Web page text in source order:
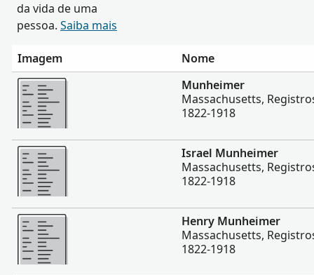
da vida de uma
pessoa. Saiba mais
Imagem
Nome
Mais
Munheimer
Massachusetts,
1822-1918
Mais
Israel Munheimer
Massachusetts,
1822-1918
Mais
Henry Munheimer
Massachusetts,
1822-1918